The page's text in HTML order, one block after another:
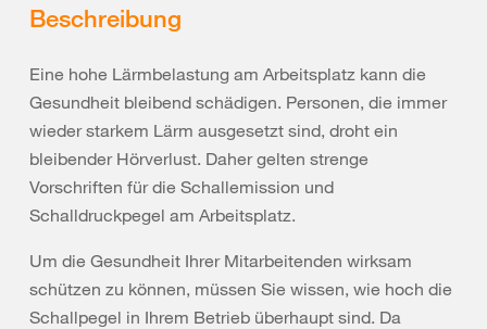
Beschreibung
Eine hohe Lärmbelastung am Arbeitsplatz kann die
Gesundheit bleibend schädigen. Personen, die immer
wieder starkem Lärm ausgesetzt sind, droht ein
bleibender Hörverlust. Daher gelten strenge
Vorschriften für die Schallemission und
Schalldruckpegel am Arbeitsplatz.
Um die Gesundheit Ihrer Mitarbeitenden wirksam
schützen zu können, müssen Sie wissen, wie hoch die
Schallpegel in Ihrem Betrieb überhaupt sind. Da